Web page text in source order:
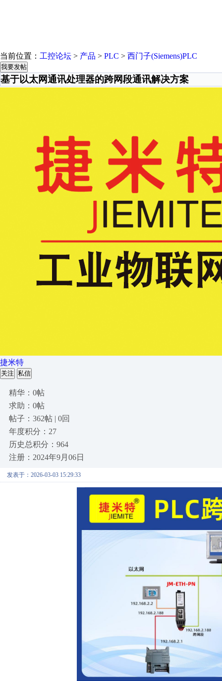
当前位置： 工控论坛 > 产品 > PLC > 西门子(Siemens)PLC
我要发帖
基于以太网通讯处理器的跨网段通讯解决方案
捷米特
关注 私信
精华：0帖
求助：0帖
帖子：362帖 | 0回
年度积分：27
历史总积分：964
注册：2024年9月06日
发表于：2026-03-03 15:29:33